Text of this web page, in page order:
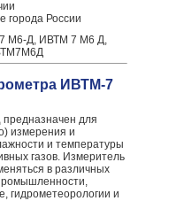
города России
М6-Д, ИВТМ 7 М6 Д,
ИВТМ-7
предназначен для
измерения и
и температуры
газов. Измеритель
в различных
гидрометеорологии и